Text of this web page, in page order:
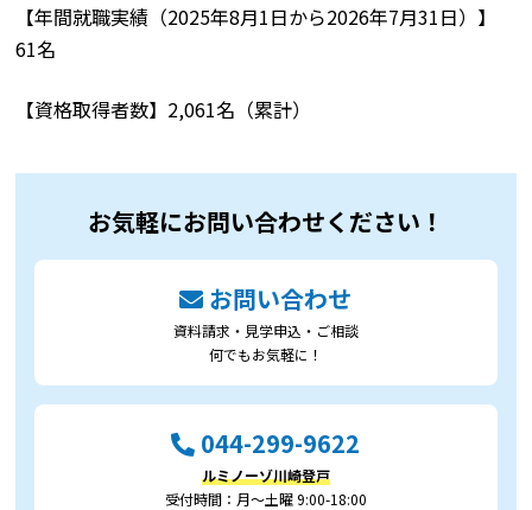
【年間就職実績（2025年8月1日から2026年7月31日）】
61名
【資格取得者数】2,061名（累計）
お気軽にお問い合わせください！
お問い合わせ
資料請求・見学申込・ご相談
何でもお気軽に！
044-299-9622
ルミノーゾ川崎登戸
受付時間：月～土曜 9:00-18:00